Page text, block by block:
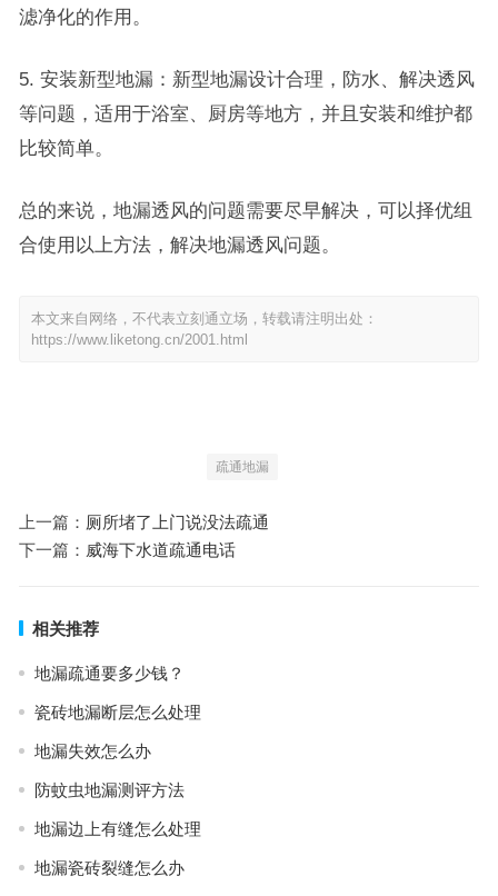
滤净化的作用。
5. 安装新型地漏：新型地漏设计合理，防水、解决透风
等问题，适用于浴室、厨房等地方，并且安装和维护都
比较简单。
总的来说，地漏透风的问题需要尽早解决，可以择优组
合使用以上方法，解决地漏透风问题。
本文来自网络，不代表立刻通立场，转载请注明出处：
https://www.liketong.cn/2001.html
疏通地漏
上一篇： 厕所堵了上门说没法疏通
下一篇： 威海下水道疏通电话
相关推荐
地漏疏通要多少钱？
瓷砖地漏断层怎么处理
地漏失效怎么办
防蚊虫地漏测评方法
地漏边上有缝怎么处理
地漏瓷砖裂缝怎么办